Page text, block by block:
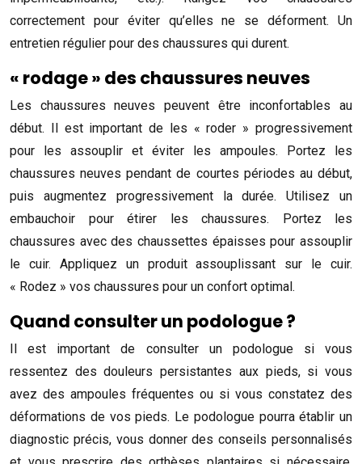
correctement pour éviter qu’elles ne se déforment. Un
entretien régulier pour des chaussures qui durent.
« rodage » des chaussures neuves
Les chaussures neuves peuvent être inconfortables au
début. Il est important de les « roder » progressivement
pour les assouplir et éviter les ampoules. Portez les
chaussures neuves pendant de courtes périodes au début,
puis augmentez progressivement la durée. Utilisez un
embauchoir pour étirer les chaussures. Portez les
chaussures avec des chaussettes épaisses pour assouplir
le cuir. Appliquez un produit assouplissant sur le cuir.
« Rodez » vos chaussures pour un confort optimal.
Quand consulter un podologue ?
Il est important de consulter un podologue si vous
ressentez des douleurs persistantes aux pieds, si vous
avez des ampoules fréquentes ou si vous constatez des
déformations de vos pieds. Le podologue pourra établir un
diagnostic précis, vous donner des conseils personnalisés